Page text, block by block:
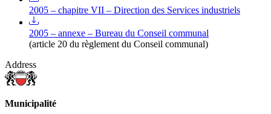
2005 – chapitre VII – Direction des Services industriels
2005 – annexe – Bureau du Conseil communal
(article 20 du règlement du Conseil communal)
Address
Municipalité